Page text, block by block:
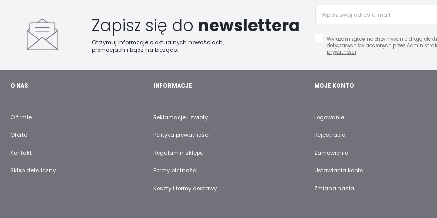
Zapisz się do newslettera
Otrzymuj informacje o aktualnych nowościach,
promocjach i bądź na bieżąco.
Wyrażam zgodę na otrzymywanie drogą
dotyczących świadczonych przez
prywatności
O NAS
O firmie
Oferta
Kontakt
Sklep detaliczny
INFORMACJE
Reklamacje i zwroty
Polityka prywatności
Regulamin sklepu
Formy płatności
Koszty i formy dostawy
MOJE KONTO
Logowanie
Rejestracja
Zamówienia
Ustawiania konta
Zmiana hasła